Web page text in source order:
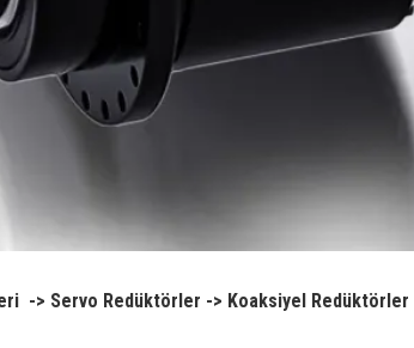
-> Servo Redüktörler -> Koaksiyel Redüktörler